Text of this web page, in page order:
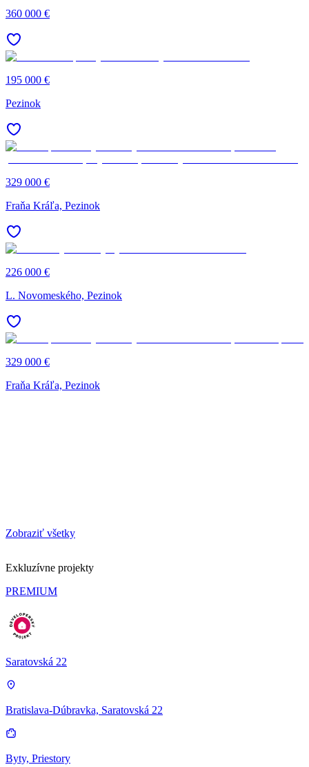
360 000 €
195 000 €
Pezinok
329 000 €
Fraňa Kráľa, Pezinok
226 000 €
L. Novomeského, Pezinok
329 000 €
Fraňa Kráľa, Pezinok
Zobraziť všetky
Exkluzívne projekty
PREMIUM
Saratovská 22
Bratislava-Dúbravka, Saratovská 22
Byty, Priestory